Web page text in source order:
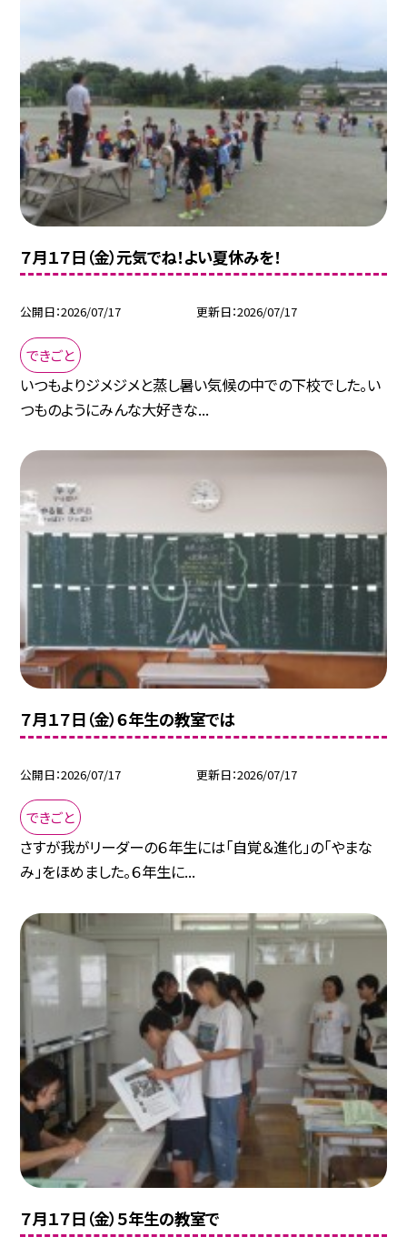
７月１７日（金）元気でね！よい夏休みを！
公開日 2026/07/17 更新日 2026/07/17
できごと
いつもよりジメジメと蒸し暑い気候の中での下校でした。い
つものようにみんな大好きな...
７月１７日（金）６年生の教室では
公開日 2026/07/17 更新日 2026/07/17
できごと
さすが我がリーダーの６年生には「自覚＆進化」の「やまな
み」をほめました。６年生に...
７月１７日（金）５年生の教室で